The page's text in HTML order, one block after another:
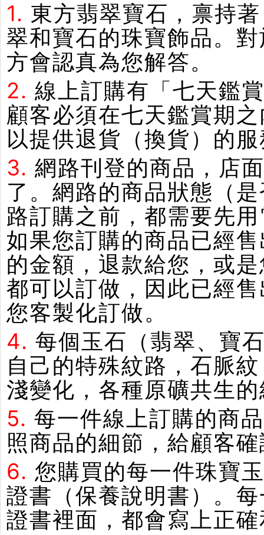
1. 東方翡翠寶石，禀持
翠和寶石的珠寶飾品。
方會認真為您解答。
2. 線上訂購有「七天鑑
顧客必須在七天鑑賞期
以提供退貨（換貨）的
3. 網路刊登的商品，店
了。網路的商品狀態（
路訂購之前，都需要先
如果您訂購的商品已經
的金額，退款給您，或
都可以訂做，因此已經
您客製化訂做。
4. 每個玉石（翡翠、寶
自己的特殊紋路，石脈
淺變化，各種原礦共生
5. 每一件線上訂購的商
照商品的細節，給顧客
6. 您購買的每一件珠寶
證書（保養說明書）。
證書裡面，都會寫上正